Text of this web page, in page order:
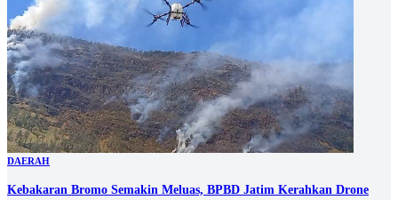
DAERAH
Kebakaran Bromo Semakin Meluas, BPBD Jatim Kerahkan Drone